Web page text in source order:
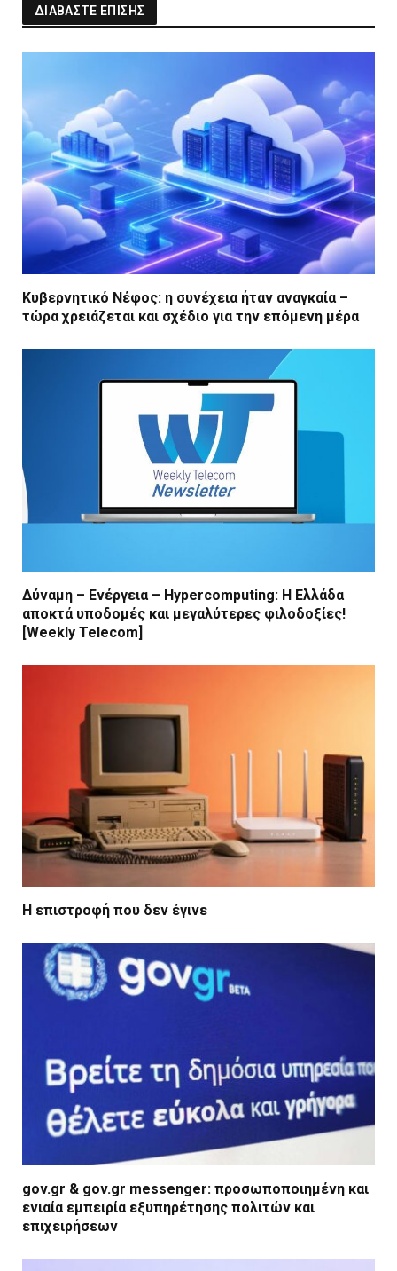
ΔΙΑΒΑΣΤΕ ΕΠΙΣΗΣ
Κυβερνητικό Νέφος: η συνέχεια ήταν αναγκαία –
τώρα χρειάζεται και σχέδιο για την επόμενη μέρα
Δύναμη – Ενέργεια – Ηypercomputing: Η Ελλάδα
αποκτά υποδομές και μεγαλύτερες φιλοδοξίες!
[Weekly Telecom]
Η επιστροφή που δεν έγινε
gov.gr & gov.gr messenger: προσωποποιημένη και
ενιαία εμπειρία εξυπηρέτησης πολιτών και
επιχειρήσεων